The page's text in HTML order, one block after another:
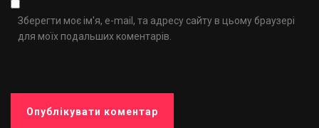
Зберегти моє ім'я, e-mail, та адресу сайту в цьому браузері
для моїх подальших коментарів.